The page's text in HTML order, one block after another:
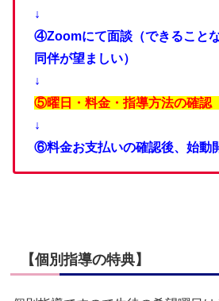
↓
④Zoomにて面談（できること
同伴が望ましい）
↓
⑤曜日・料金・指導方法の確
↓
⑥料金お支払いの確認後、始動
【個別指導の特典】